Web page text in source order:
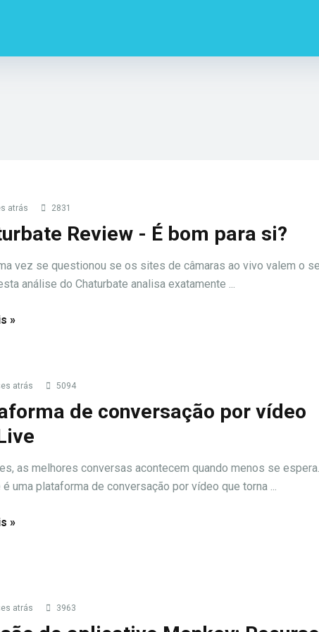
atrás 2831
Review - É bom para si?
vez se questionou se os sites de câmaras ao vivo valem o
análise do Chaturbate analisa exatamente ...
»
atrás 5094
de conversação por vídeo
as melhores conversas acontecem quando menos se
é uma plataforma de conversação por vídeo que torna ...
»
atrás 3963